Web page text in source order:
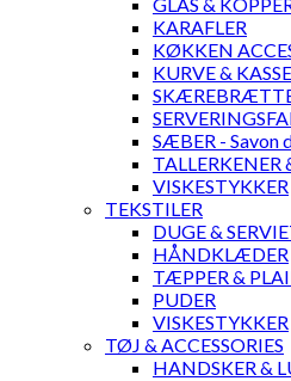
KARAFLER
KØKKEN
KURVE &
SÆBER - Savon
TALLERKENER
VISKESTYKKER
TEKSTILER
DUGE &
HÅNDKLÆDER
TÆPPER &
PUDER
VISKESTYKKER
TØJ & ACCESSORIES
HANDSKER &